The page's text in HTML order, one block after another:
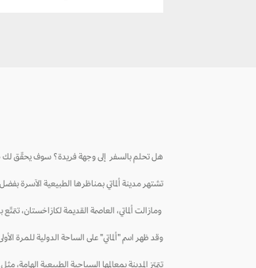
هل تحلم بالسفر إلى وجهة فريدة؟ سوف يحقّق لك
تشتهر مدينة ألماتي بمناظرها الطبيعية الآسرة
ومازالت ألماتي، العاصمة القديمة لكازاخستان،
وقد ظهر اسم "ألماتي" على الساحة الدولية للمرة
تتميّز المدينة بمعالمها السياحية الطبيعية